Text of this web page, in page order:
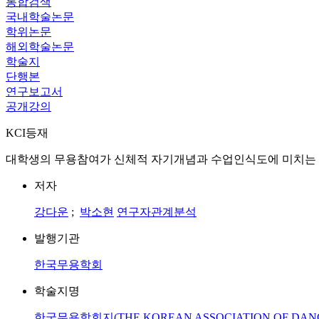
국내학술논문
학위논문
해외학술논문
학술지
단행본
연구보고서
공개강의
KCI등재
대학생의 무용참여가 신체적 자기개념과 수업인식도에 미치는
저자
강다운 ; 박소현 연구자관계분석
발행기관
한국무용학회
학술지명